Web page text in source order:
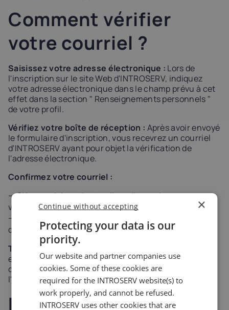
Comment vérifier
votre courriel ?
Saisissez votre adresse électronique : Lors de
l'inscription sur le site Web d'INTROSERV, indiquez
votre adresse électronique dans le champ prévu à cet
effet dans la section " Renseignements personnels "
de votre profil.
Vérifiez votre boîte de réception : Après avoir envoyé
le formulaire d'inscription, vous recevrez un courriel
d'INTROSERV ayant pour objet la vérification de
l'adresse électronique.
Confirmez votre courriel :
Si le courriel contient un lien, cliquez dessus pour
vérifier votre adresse électronique.
dans le champ de vérification du site Web d'INTROSERV.
Terminez la procédure :
effectuée, vous verrez un message de confirmation
dans votre profil et vous pourrez procéder à
l'inscription ou à la configuration du compte.
Résolution des
×
Protecting your data is our
priority.
Our website and partner companies use
cookies. Some of these cookies are
required for the INTROSERV website(s) to
work properly, and cannot be refused.
INTROSERV uses other cookies that are
Continue without accepting